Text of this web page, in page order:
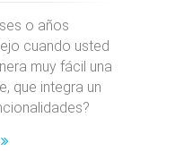
o años
cuando usted
muy fácil una
que integra un